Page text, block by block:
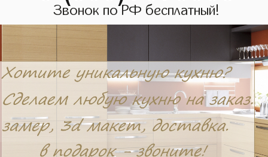
Звонок по РФ бесплатный!